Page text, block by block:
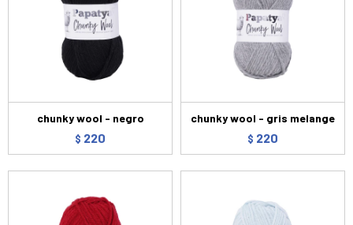
chunky wool - negro
$ 220
chunky wool - gris melange
$ 220